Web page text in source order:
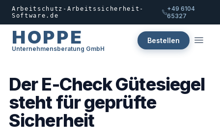
Arbeitschutz-Arbeitssicherheit-
Software.de
+49 6104
65327
HOPPE
Unternehmensberatung GmbH
Bestellen
Der E-Check Gütesiegel
steht für geprüfte
Sicherheit